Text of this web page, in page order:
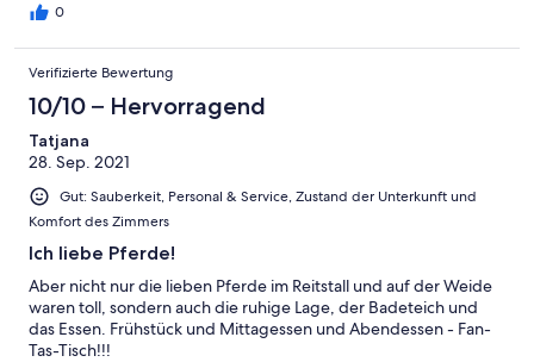
0
Verifizierte Bewertung
10/10 – Hervorragend
Tatjana
28. Sep. 2021
Gut: Sauberkeit, Personal & Service, Zustand der Unterkunft und
Komfort des Zimmers
Ich liebe Pferde!
Aber nicht nur die lieben Pferde im Reitstall und auf der Weide
waren toll, sondern auch die ruhige Lage, der Badeteich und
das Essen. Frühstück und Mittagessen und Abendessen - Fan-
Tas-Tisch!!!